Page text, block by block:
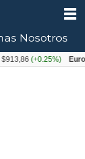
Nosotros
(+0.25%) Euro: